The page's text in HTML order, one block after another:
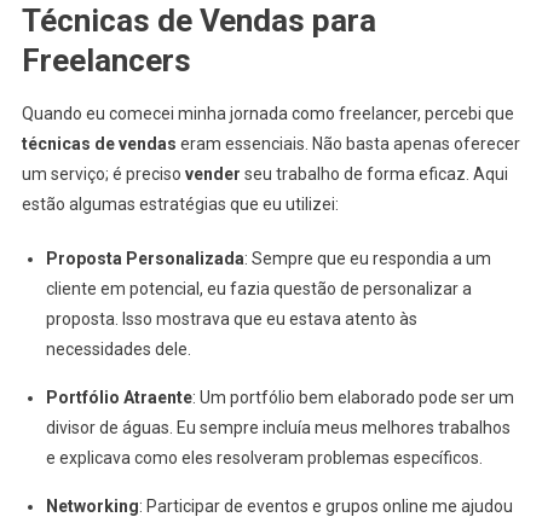
Técnicas de Vendas para
Freelancers
Quando eu comecei minha jornada como freelancer, percebi que
técnicas de vendas eram essenciais. Não basta apenas oferecer
um serviço; é preciso vender seu trabalho de forma eficaz. Aqui
estão algumas estratégias que eu utilizei:
Proposta Personalizada: Sempre que eu respondia a um
cliente em potencial, eu fazia questão de personalizar a
proposta. Isso mostrava que eu estava atento às
necessidades dele.
Portfólio Atraente: Um portfólio bem elaborado pode ser um
divisor de águas. Eu sempre incluía meus melhores trabalhos
e explicava como eles resolveram problemas específicos.
Networking: Participar de eventos e grupos online me ajudou